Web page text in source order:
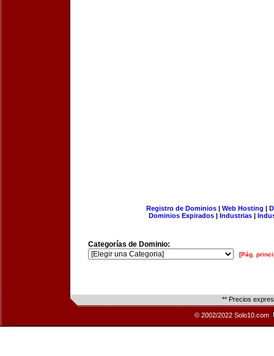
Registro de Dominios| Web Hosting |
Dominios Expirados | Industrias |
Categorías de Dominio:
[Pág.
** Precios
© 2002/2022 Solo10.com